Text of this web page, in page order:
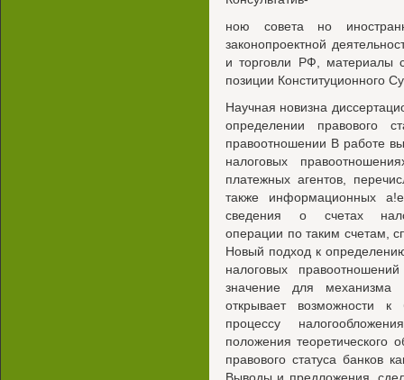
ною совета но
законопроектной
и торговли РФ, материалы
позиции Конституционного
Научная новизна
определении правового
правоотношении В работе
налоговых
платежных агентов,
также информационных
сведения о счетах
операции по таким счетам,
Новый подход к определению
налоговых
значение для механизма
открывает возможности
процессу
положения теоретического
правового статуса банков